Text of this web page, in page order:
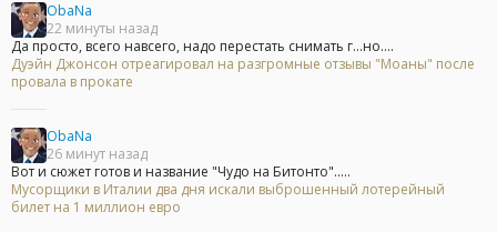
ObaNa
22 минуты назад
Да просто, всего навсего, надо перестать снимать г...но....
Дуэйн Джонсон отреагировал на разгромные отзывы "Моаны" после
провала в прокате
ObaNa
26 минут назад
Вот и сюжет готов и название "Чудо на Битонто".....
Мусорщики в Италии два дня искали выброшенный лотерейный
билет на 1 миллион евро